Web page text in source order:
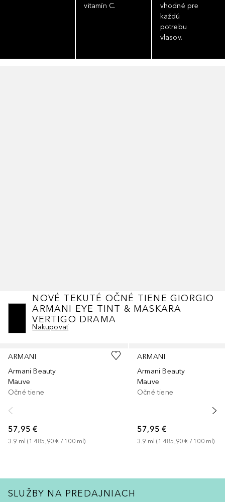
vitamín C.
vhodné pre
každú
potrebu
vlasov.
NOVÉ TEKUTÉ OČNÉ TIENE GIORGIO
ARMANI EYE TINT & MASKARA
VERTIGO DRAMA
Nakupovať
ARMANI
Armani Beauty
Mauve
Očné tiene
57,95 €
3.9 ml (1 485,90 € / 100 ml)
ARMANI
Armani Beauty
Mauve
Očné tiene
57,95 €
3.9 ml (1 485,90 € / 100 ml)
SLUŽBY NA PREDAJNIACH